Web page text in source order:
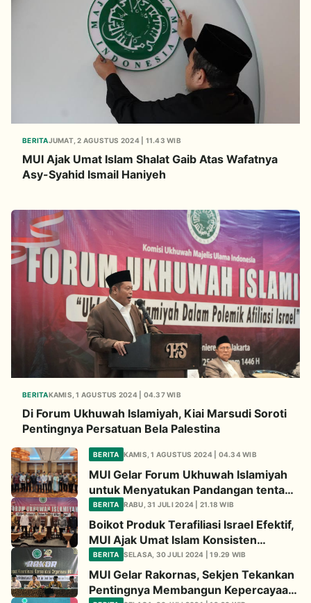
BERITAJUMAT, 2 AGUSTUS 2024 | 11.43 WIB
MUI Ajak Umat Islam Shalat Gaib Atas Wafatnya
Asy-Syahid Ismail Haniyeh
BERITAKAMIS, 1 AGUSTUS 2024 | 04.37 WIB
Di Forum Ukhuwah Islamiyah, Kiai Marsudi Soroti
Pentingnya Persatuan Bela Palestina
BERITA KAMIS, 1 AGUSTUS 2024 | 04.34 WIB
MUI Gelar Forum Ukhuwah Islamiyah
untuk Menyatukan Pandangan tentang
Produk dan Lembaga Terafiliasi Israel
BERITA RABU, 31 JULI 2024 | 21.18 WIB
Boikot Produk Terafiliasi Israel Efektif,
MUI Ajak Umat Islam Konsisten
Dukung Palestina
BERITA SELASA, 30 JULI 2024 | 19.29 WIB
MUI Gelar Rakornas, Sekjen Tekankan
Pentingnya Membangun Kepercayaan